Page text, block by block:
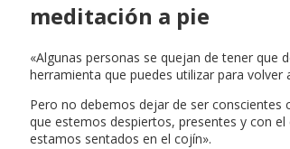
meditación a pie
«Algunas personas se quejan de tener que
herramienta que puedes utilizar para volver
Pero no debemos dejar de ser
que estemos despiertos, presentes y con
estamos sentados en el cojín».